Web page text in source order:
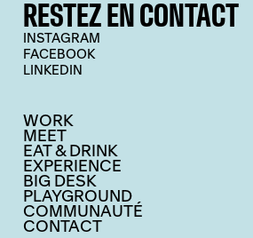
RESTEZ EN CONTACT
INSTAGRAM
FACEBOOK
LINKEDIN
WORK
MEET
EAT & DRINK
EXPERIENCE
BIG DESK
PLAYGROUND
COMMUNAUTÉ
CONTACT